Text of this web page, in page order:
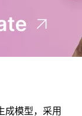
成模型，采用